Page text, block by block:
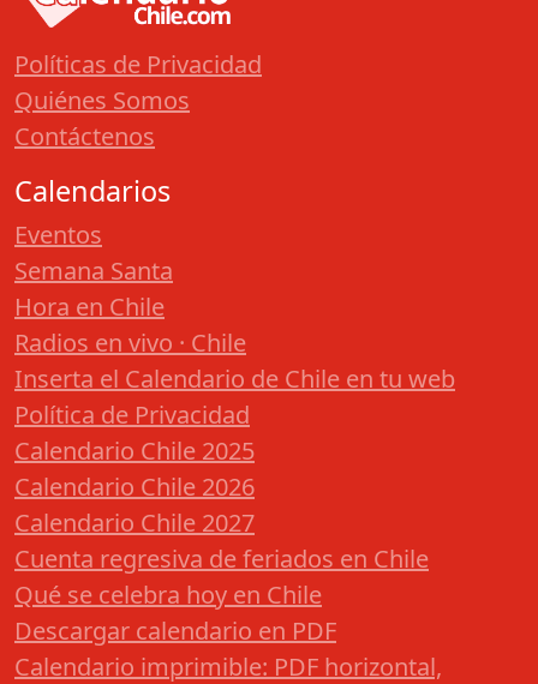
Políticas de Privacidad
Quiénes Somos
Contáctenos
Calendarios
Eventos
Semana Santa
Hora en Chile
Radios en vivo · Chile
Inserta el Calendario de Chile en tu web
Política de Privacidad
Calendario Chile 2025
Calendario Chile 2026
Calendario Chile 2027
Cuenta regresiva de feriados en Chile
Qué se celebra hoy en Chile
Descargar calendario en PDF
Calendario imprimible: PDF horizontal,